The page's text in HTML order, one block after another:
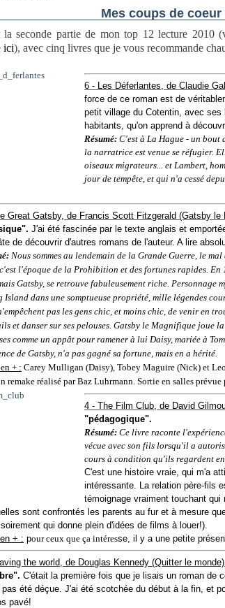
Mes coups de
seconde partie de mon top 12 lecture 2010
ici), avec cinq livres que je vous recommande
6 - Les Déferlantes, de Claudie
force de ce roman est de
petit village du Cotentin, avec
habitants, qu'on apprend à
Résumé: C'est à La Hague - un bout
la narratrice est venue se réfugier.
oiseaux migrateurs... et Lambert,
jour de tempête, et qui n'a cessé
Great Gatsby, de Francis Scott Fitzgerald (Gatsby le
J'ai été fascinée par le texte anglais et
de découvrir d'autres romans de l'auteur. A lire
: Nous sommes au lendemain de la Grande Guerre, le mal
l'époque de la Prohibition et des fortunes rapides. En
Gatsby, se retrouve fabuleusement riche. Personnage
Islanddans une somptueuse propriété, mille légendes
pas les gens chic, et moins chic, de venir en
et danser sur ses pelouses. Gatsby le Magnifique joue
comme un appât pour ramener à luiDaisy, mariée à
de Gatsby, n'a pas gagné sa fortune, mais en a hérité.
+ : Carey Mulligan (Daisy), Tobey Maguire (Nick) et
remake réalisé parBaz Luhrmann. Sortie en salles prévue
4 - The Film Club, de David
"pédagogique".
Résumé: Ce livre raconte
vécue avec son fils lorsqu'il a
cours à condition qu'ils regardent
C'est une histoire vraie, qui m'a
intéressante. La relation père-fils
témoignage vraiment touchant
sont confrontés les parents au fur et à mesure
qui donne plein d'idées de films à louer!).
+ : pour ceux que ça intéresse, il y a une petite
the world, de Douglas Kennedy (Quitter le
C'était la première fois que je lisais un roman de
pas été déçue. J'ai été scotchée du début à la fin, et
pavé!